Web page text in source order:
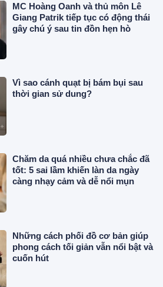
MC Hoàng Oanh và thủ môn Lê
Giang Patrik tiếp tục có động thái
gây chú ý sau tin đồn hẹn hò
Vì sao cánh quạt bị bám bụi sau
thời gian sử dung?
Chăm da quá nhiều chưa chắc đã
tốt: 5 sai lầm khiến làn da ngày
càng nhạy cảm và dễ nổi mụn
Những cách phối đồ cơ bản giúp
phong cách tối giản vẫn nổi bật và
cuốn hút